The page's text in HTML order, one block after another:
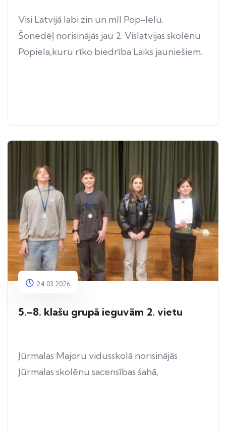
Visi Latvijā labi zin un mīl Pop-Ielu.
Šonedēļ norisinājās jau 2. Vislatvijas skolēnu
Popiela,kuru rīko biedrība Laiks jauniešiem.
24.03.2026
5.–8. klašu grupā ieguvām 2. vietu
Jūrmalas Majoru vidusskolā norisinājās
Jūrmalas skolēnu sacensības šahā,